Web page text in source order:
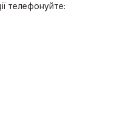
телефонуйте: